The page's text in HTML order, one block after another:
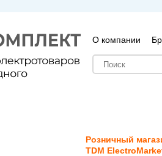
О компании
Розничный
TDM